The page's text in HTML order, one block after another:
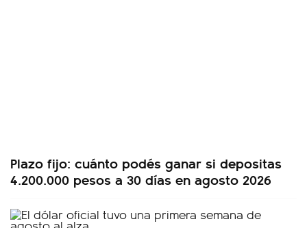
Plazo fijo: cuánto podés ganar si depositas
4.200.000 pesos a 30 días en agosto 2026